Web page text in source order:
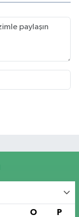
O P